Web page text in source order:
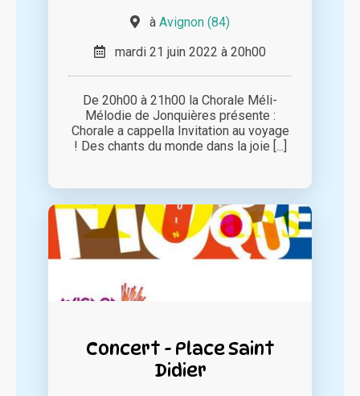
à Avignon (84)
mardi 21 juin 2022 à 20h00
De 20h00 à 21h00 la Chorale Méli-
Mélodie de Jonquières présente :
Chorale a cappella Invitation au voyage
! Des chants du monde dans la joie [...]
Concert - Place Saint
Didier